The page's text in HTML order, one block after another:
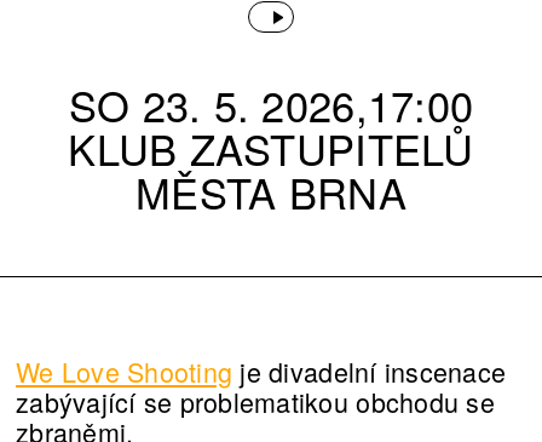
SO 23. 5. 2026,17:00
KLUB ZASTUPITELŮ
MĚSTA BRNA
We Love Shooting je divadelní inscenace
zabývající se problematikou obchodu se
zbraněmi.